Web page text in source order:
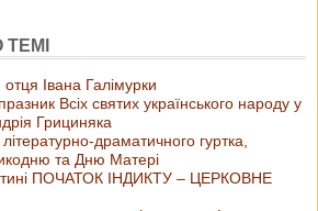
отця Івана Галімурки
Всіх святих українського народу у
Грициняка
драматичного гуртка,
та Дню Матері
ПОЧАТОК ІНДИКТУ – ЦЕРКОВНЕ